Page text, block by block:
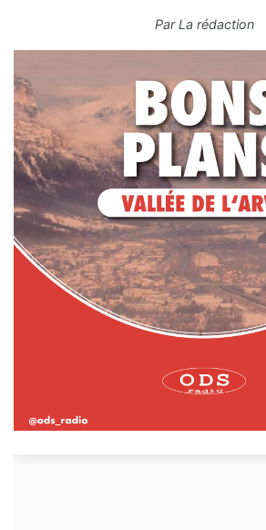
ParLa rédaction